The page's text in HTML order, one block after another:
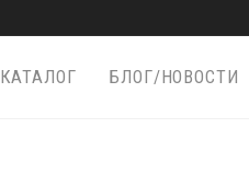
КАТАЛОГ БЛОГ/НОВОСТИ